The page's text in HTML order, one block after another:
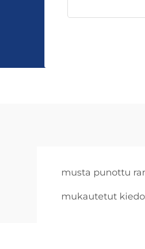
musta punottu
mukautetut